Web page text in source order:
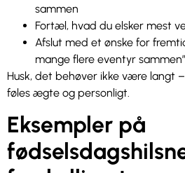
sammen
Fortæl, hvad du elsker mest
Afslut med et ønske for
mange flere eventyr sammen”
Husk, det behøver ikke være langt
føles ægte og personligt.
Eksempler på